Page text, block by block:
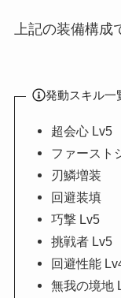
上記の装備構成
発動スキル一
超会心 Lv5
ファースト
刃鱗増装
回避装填
巧撃 Lv5
挑戦者 Lv5
回避性能
無我の境地